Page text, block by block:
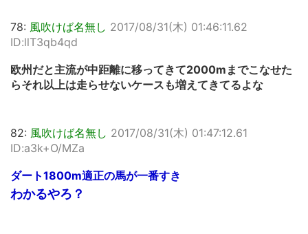
78: 風吹けば名無し 2017/08/31(木) 01:46:11.62
ID:llT3qb4qd
欧州だと主流が中距離に移ってきて2000mまでこなせた
らそれ以上は走らせないケースも増えてきてるよな
82: 風吹けば名無し 2017/08/31(木) 01:47:12.61
ID:a3k+O/MZa
ダート1800m適正の馬が一番すき
わかるやろ？